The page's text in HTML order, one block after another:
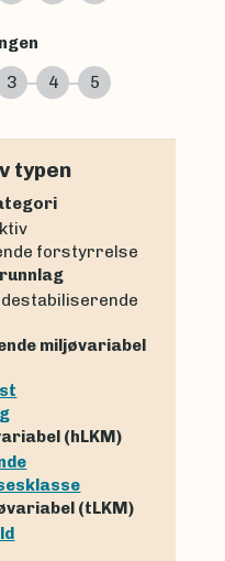
3 4 5
typen
forstyrrelse
(hLKM)
(tLKM)